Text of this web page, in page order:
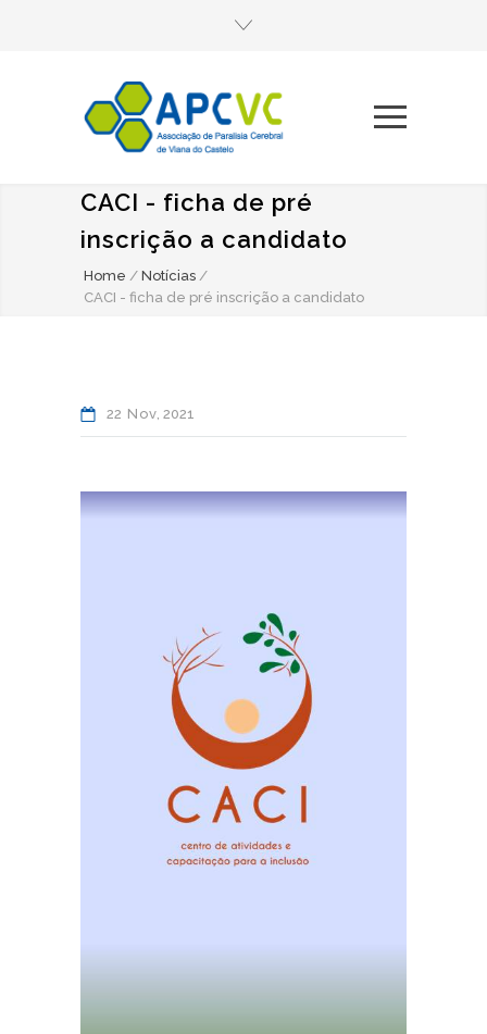
CACI - ficha de pré
inscrição a candidato
Home / Notícias /
CACI - ficha de pré inscrição a candidato
22 Nov 2021